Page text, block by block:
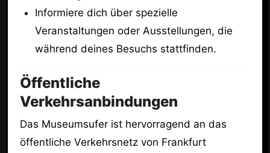
Informiere dich über spezielle
Veranstaltungen oder Ausstellungen, die
während deines Besuchs stattfinden.
Öffentliche
Verkehrsanbindungen
Das Museumsufer ist hervorragend an das
öffentliche Verkehrsnetz von Frankfurt